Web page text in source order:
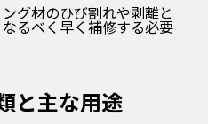
グ材のひび割れや剥離と
るべく早く補修する必要
と主な用途